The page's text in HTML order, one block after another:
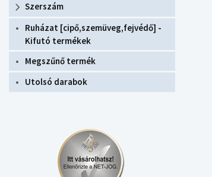
Szerszám
Ruházat [cipő,szemüveg,fejvédő] -
Kifutó termékek
Megszűnő termék
Utolsó darabok